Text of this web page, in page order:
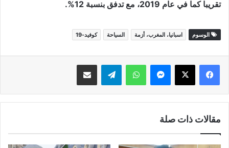
تقريبا كما في عام 2019، مع تدفق بنسبة 12%.
الوسوم اسبانيا، المغرب، أزمة السياحة كوفيد-19
واتساب تيلقرام
مقالات ذات صلة